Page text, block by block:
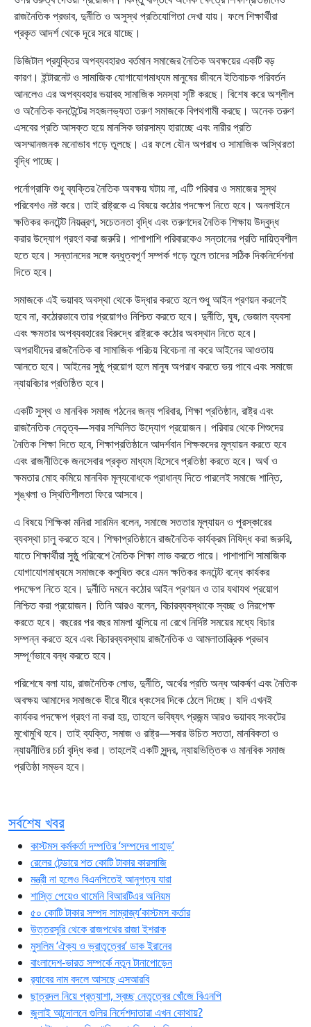
রাজনৈতিক প্রভাব, দুর্নীতি ও অসুস্থ প্রতিযোগিতা দেখা যায়। ফলে শিক্ষার্থীরা
প্রকৃত আদর্শ থেকে দূরে সরে যাচ্ছে।
ডিজিটাল প্রযুক্তির অপব্যবহারও বর্তমান সমাজের নৈতিক অবক্ষয়ের একটি বড়
কারণ। ইন্টারনেট ও সামাজিক যোগাযোগমাধ্যম মানুষের জীবনে ইতিবাচক পরিবর্তন
আনলেও এর অপব্যবহার ভয়াবহ সামাজিক সমস্যা সৃষ্টি করছে। বিশেষ করে অশ্লীল
ও অনৈতিক কনটেন্টের সহজলভ্যতা তরুণ সমাজকে বিপথগামী করছে। অনেক তরুণ
এসবের প্রতি আসক্ত হয়ে মানসিক ভারসাম্য হারাচ্ছে এবং নারীর প্রতি
অসম্মানজনক মনোভাব গড়ে তুলছে। এর ফলে যৌন অপরাধ ও সামাজিক অস্থিরতা
বৃদ্ধি পাচ্ছে।
পর্নোগ্রাফি শুধু ব্যক্তির নৈতিক অবক্ষয় ঘটায় না, এটি পরিবার ও সমাজের সুস্থ
পরিবেশও নষ্ট করে। তাই রাষ্ট্রকে এ বিষয়ে কঠোর পদক্ষেপ নিতে হবে। অনলাইনে
ক্ষতিকর কনটেন্ট নিয়ন্ত্রণ, সচেতনতা বৃদ্ধি এবং তরুণদের নৈতিক শিক্ষায় উদ্বুদ্ধ
করার উদ্যোগ গ্রহণ করা জরুরি। পাশাপাশি পরিবারকেও সন্তানের প্রতি দায়িত্বশীল
হতে হবে। সন্তানদের সঙ্গে বন্ধুত্বপূর্ণ সম্পর্ক গড়ে তুলে তাদের সঠিক দিকনির্দেশনা
দিতে হবে।
সমাজকে এই ভয়াবহ অবস্থা থেকে উদ্ধার করতে হলে শুধু আইন প্রণয়ন করলেই
হবে না, কঠোরভাবে তার প্রয়োগও নিশ্চিত করতে হবে। দুর্নীতি, ঘুষ, ভেজাল ব্যবসা
এবং ক্ষমতার অপব্যবহারের বিরুদ্ধে রাষ্ট্রকে কঠোর অবস্থান নিতে হবে।
অপরাধীদের রাজনৈতিক বা সামাজিক পরিচয় বিবেচনা না করে আইনের আওতায়
আনতে হবে। আইনের সুষ্ঠু প্রয়োগ হলে মানুষ অপরাধ করতে ভয় পাবে এবং সমাজে
ন্যায়বিচার প্রতিষ্ঠিত হবে।
একটি সুস্থ ও মানবিক সমাজ গঠনের জন্য পরিবার, শিক্ষা প্রতিষ্ঠান, রাষ্ট্র এবং
রাজনৈতিক নেতৃত্ব—সবার সম্মিলিত উদ্যোগ প্রয়োজন। পরিবার থেকে শিশুদের
নৈতিক শিক্ষা দিতে হবে, শিক্ষাপ্রতিষ্ঠানে আদর্শবান শিক্ষকদের মূল্যায়ন করতে হবে
এবং রাজনীতিকে জনসেবার প্রকৃত মাধ্যম হিসেবে প্রতিষ্ঠা করতে হবে। অর্থ ও
ক্ষমতার মোহ কমিয়ে মানবিক মূল্যবোধকে প্রাধান্য দিতে পারলেই সমাজে শান্তি,
শৃঙ্খলা ও স্থিতিশীলতা ফিরে আসবে।
এ বিষয়ে শিক্ষিকা মনিরা সারমিন বলেন, সমাজে সততার মূল্যায়ন ও পুরস্কারের
ব্যবস্থা চালু করতে হবে। শিক্ষাপ্রতিষ্ঠানে রাজনৈতিক কার্যক্রম নিষিদ্ধ করা জরুরি,
যাতে শিক্ষার্থীরা সুষ্ঠু পরিবেশে নৈতিক শিক্ষা লাভ করতে পারে। পাশাপাশি সামাজিক
যোগাযোগমাধ্যমে সমাজকে কলুষিত করে এমন ক্ষতিকর কনটেন্ট বন্ধে কার্যকর
পদক্ষেপ নিতে হবে। দুর্নীতি দমনে কঠোর আইন প্রণয়ন ও তার যথাযথ প্রয়োগ
নিশ্চিত করা প্রয়োজন। তিনি আরও বলেন, বিচারব্যবস্থাকে স্বচ্ছ ও নিরপেক্ষ
করতে হবে। বছরের পর বছর মামলা ঝুলিয়ে না রেখে নির্দিষ্ট সময়ের মধ্যে বিচার
সম্পন্ন করতে হবে এবং বিচারব্যবস্থায় রাজনৈতিক ও আমলাতান্ত্রিক প্রভাব
সম্পূর্ণভাবে বন্ধ করতে হবে।
পরিশেষে বলা যায়, রাজনৈতিক লোভ, দুর্নীতি, অর্থের প্রতি অন্ধ আকর্ষণ এবং নৈতিক
অবক্ষয় আমাদের সমাজকে ধীরে ধীরে ধ্বংসের দিকে ঠেলে দিচ্ছে। যদি এখনই
কার্যকর পদক্ষেপ গ্রহণ না করা হয়, তাহলে ভবিষ্যৎ প্রজন্ম আরও ভয়াবহ সংকটের
মুখোমুখি হবে। তাই ব্যক্তি, সমাজ ও রাষ্ট্র—সবার উচিত সততা, মানবিকতা ও
ন্যায়নীতির চর্চা বৃদ্ধি করা। তাহলেই একটি সুন্দর, ন্যায়ভিত্তিক ও মানবিক সমাজ
প্রতিষ্ঠা সম্ভব হবে।
সর্বশেষ খবর
কাস্টমস কর্মকর্তা দম্পতির ‘সম্পদের পাহাড়’
রেলের টেন্ডারে শত কোটি টাকার কারসাজি
মন্ত্রী না হলেও বিএনপিতেই আনুগত্য যারা
শাস্তি পেয়েও থামেনি বিআরটিএর অনিয়ম
৫০ কোটি টাকার সম্পদ সাম্রাজ্য’কাস্টমস কর্তার
উত্তরসূরি থেকে রাজপথের রাজা ইশরাক
মুসলিম ‘ঐক্য ও ভ্রাতৃত্বের’ ডাক ইরানের
বাংলাদেশ-ভারত সম্পর্কে নতুন টানাপোড়েন
র‍্যাবের নাম বদলে আসছে এসআরবি
ছাত্রদল নিয়ে প্রত্যাশা, স্বচ্ছ নেতৃত্বের খোঁজে বিএনপি
জুলাই আন্দোলনে গুলির নির্দেশদাতারা এখন কোথায়?